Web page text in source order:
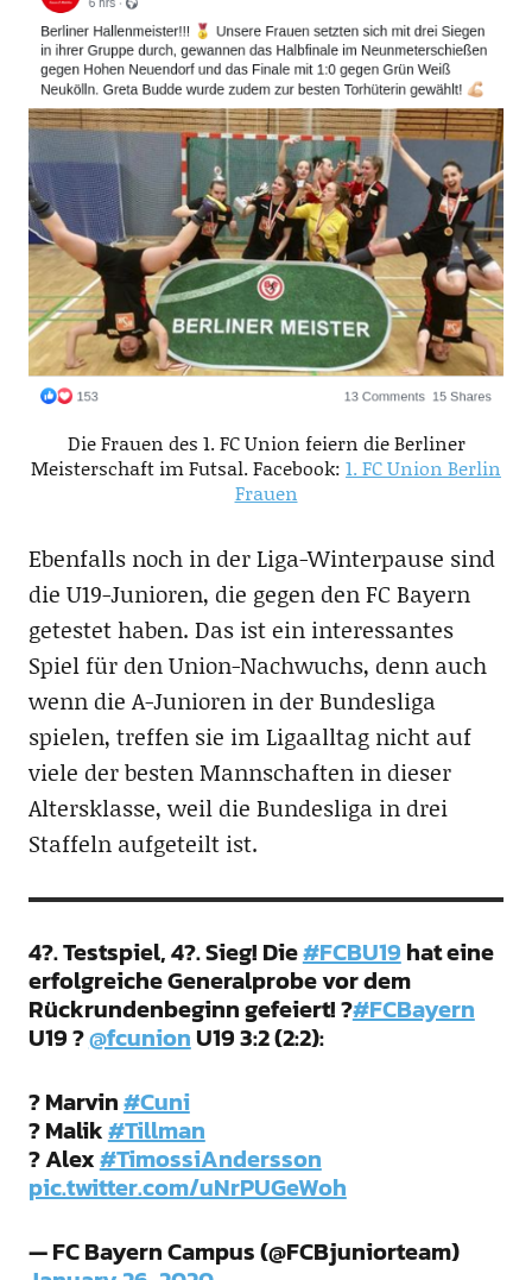
Die Frauen des 1. FC Union feiern die Berliner
Meisterschaft im Futsal. Facebook: 1. FC Union Berlin
Frauen
Ebenfalls noch in der Liga-Winterpause sind
die U19-Junioren, die gegen den FC Bayern
getestet haben. Das ist ein interessantes
Spiel für den Union-Nachwuchs, denn auch
wenn die A-Junioren in der Bundesliga
spielen, treffen sie im Ligaalltag nicht auf
viele der besten Mannschaften in dieser
Altersklasse, weil die Bundesliga in drei
Staffeln aufgeteilt ist.
4?. Testspiel, 4?. Sieg! Die#FCBU19 hat eine
erfolgreiche Generalprobe vor dem
Rückrundenbeginn gefeiert! ?#FCBayern
U19 ?@fcunion U19 3:2 (2:2):
? Marvin#Cuni
? Malik#Tillman
? Alex#TimossiAndersson
pic.twitter.com/uNrPUGeWoh
— FC Bayern Campus (@FCBjuniorteam)